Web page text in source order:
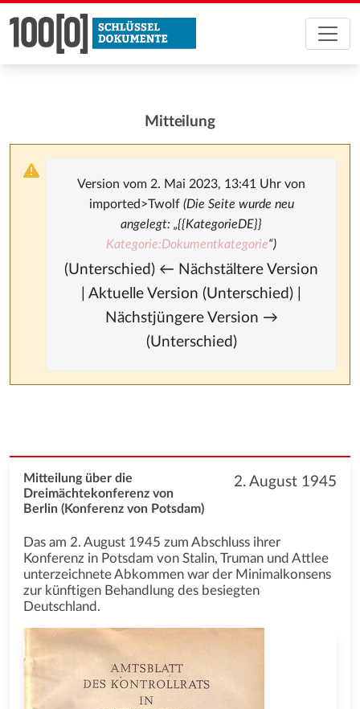
Mitteilung
Version vom 2. Mai 2023, 13:41 Uhr von
imported>Twolf (Die Seite wurde neu
angelegt: „{{KategorieDE}}
Kategorie:Dokumentkategorie“)
(Unterschied) ← Nächstältere Version
| Aktuelle Version (Unterschied) |
Nächstjüngere Version →
(Unterschied)
2. August 1945
Mitteilung über die
Dreimächtekonferenz von
Berlin (Konferenz von Potsdam)
Das am 2. August 1945 zum Abschluss ihrer
Konferenz in Potsdam von Stalin, Truman und Attlee
unterzeichnete Abkommen war der Minimalkonsens
zur künftigen Behandlung des besiegten
Deutschland.